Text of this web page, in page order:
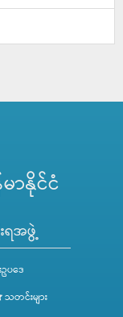
ာနိုင်ငံ
ရအဖွဲ့
ပဒေ
သတင်းများ